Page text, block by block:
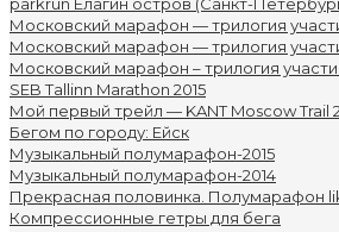
Московский марафон — трилогия
Московский марафон — трилогия
Московский марафон – трилогия
SEB Tallinn Marathon 2015
Мой первый трейл — KANT Moscow Trail
Бегом по городу: Ейск
Музыкальный полумарафон-2015
Музыкальный полумарафон-2014
Прекрасная половинка. Полумарафон
Компрессионные гетры для бега